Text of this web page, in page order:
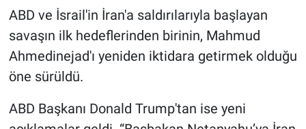
ABD ve İsrail'in İran'a saldırılarıyla başlayan
savaşın ilk hedeflerinden birinin, Mahmud
Ahmedinejad'ı yeniden iktidara getirmek olduğu
öne sürüldü.
ABD Başkanı Donald Trump'tan ise yeni